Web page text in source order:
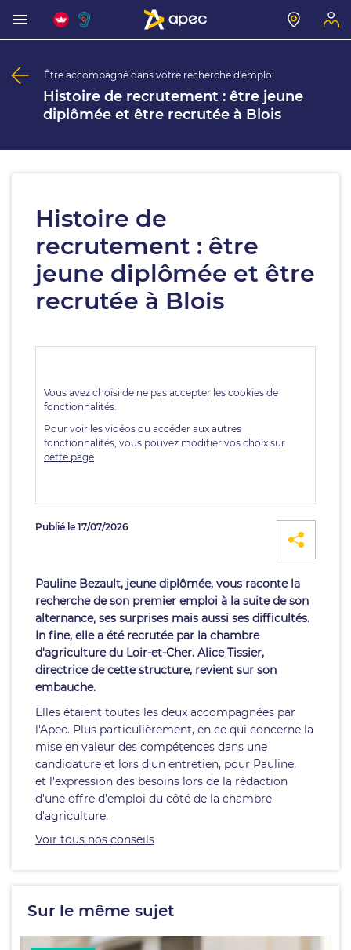
Être accompagné dans votre recherche d'emploi
Histoire de recrutement : être jeune
diplômée et être recrutée à Blois
Histoire de
recrutement : être
jeune diplômée et être
recrutée à Blois
Publié le 17/07/2026
Pauline Bezault, jeune diplômée, vous raconte la
recherche de son premier emploi à la suite de son
alternance, ses surprises mais aussi ses difficultés.
In fine, elle a été recrutée par la chambre
d'agriculture du Loir-et-Cher. Alice Tissier,
directrice de cette structure, revient sur son
embauche.
Elles étaient toutes les deux accompagnées par
l'Apec. Plus particulièrement, en ce qui concerne la
mise en valeur des compétences dans une
candidature et lors d'un entretien, pour Pauline,
et l'expression des besoins lors de la rédaction
d'une offre d'emploi du côté de la chambre
d'agriculture.
Voir tous nos conseils
Sur le même sujet